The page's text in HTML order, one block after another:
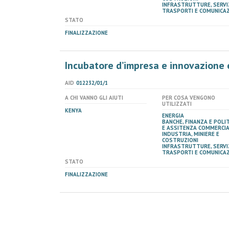
INFRASTRUTTURE,
TRASPORTI E
STATO
FINALIZZAZIONE
Incubatore d’impresa e
AID 012232/01/1
A CHI VANNO GLI AIUTI
KENYA
PER COSA VENGONO
UTILIZZATI
ENERGIA
BANCHE, FINANZA E
E ASSITENZA
INDUSTRIA, MINIERE E
COSTRUZIONI
INFRASTRUTTURE,
TRASPORTI E
STATO
FINALIZZAZIONE